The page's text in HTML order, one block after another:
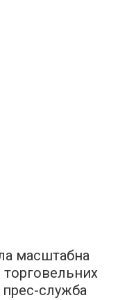
масштабна
торговельних
служба